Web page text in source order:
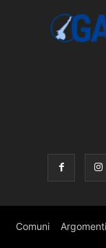
Comuni Argomenti